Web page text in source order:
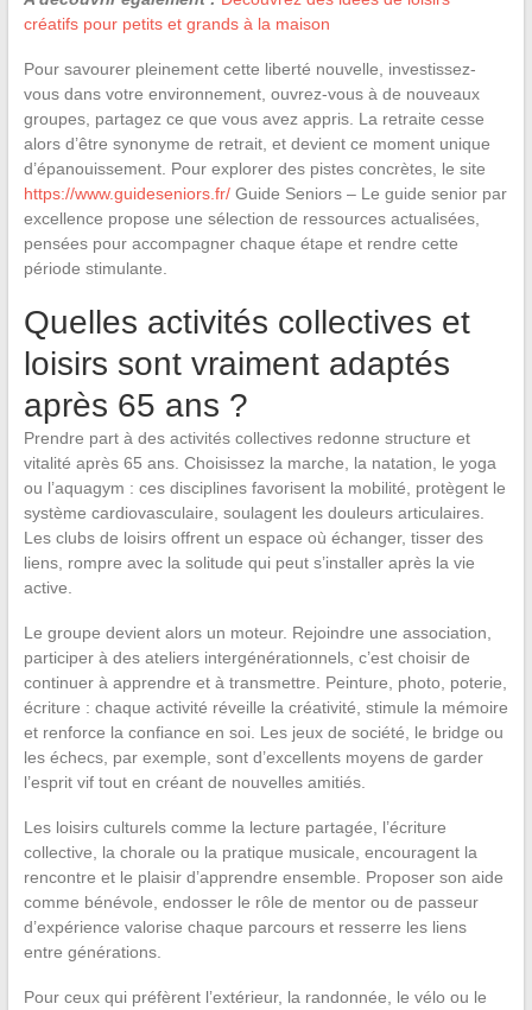
créatifs pour petits et grands à la maison
Pour savourer pleinement cette liberté nouvelle, investissez-
vous dans votre environnement, ouvrez-vous à de nouveaux
groupes, partagez ce que vous avez appris. La retraite cesse
alors d’être synonyme de retrait, et devient ce moment unique
d’épanouissement. Pour explorer des pistes concrètes, le site
https://www.guideseniors.fr/Guide Seniors – Le guide senior par
excellence propose une sélection de ressources actualisées,
pensées pour accompagner chaque étape et rendre cette
période stimulante.
Quelles activités collectives et
loisirs sont vraiment adaptés
après 65 ans ?
Prendre part à des activités collectives redonne structure et
vitalité après 65 ans. Choisissez la marche, la natation, le yoga
ou l’aquagym : ces disciplines favorisent la mobilité, protègent le
système cardiovasculaire, soulagent les douleurs articulaires.
Les clubs de loisirs offrent un espace où échanger, tisser des
liens, rompre avec la solitude qui peut s’installer après la vie
active.
Le groupe devient alors un moteur. Rejoindre une association,
participer à des ateliers intergénérationnels, c’est choisir de
continuer à apprendre et à transmettre. Peinture, photo, poterie,
écriture : chaque activité réveille la créativité, stimule la mémoire
et renforce la confiance en soi. Les jeux de société, le bridge ou
les échecs, par exemple, sont d’excellents moyens de garder
l’esprit vif tout en créant de nouvelles amitiés.
Les loisirs culturels comme la lecture partagée, l’écriture
collective, la chorale ou la pratique musicale, encouragent la
rencontre et le plaisir d’apprendre ensemble. Proposer son aide
comme bénévole, endosser le rôle de mentor ou de passeur
d’expérience valorise chaque parcours et resserre les liens
entre générations.
Pour ceux qui préfèrent l’extérieur, la randonnée, le vélo ou le